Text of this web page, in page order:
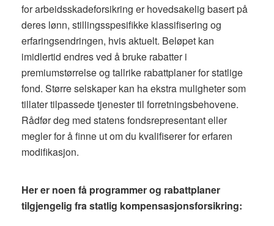
for arbeidsskadeforsikring er hovedsakelig basert på
deres lønn, stillingsspesifikke klassifisering og
erfaringsendringen, hvis aktuelt. Beløpet kan
imidlertid endres ved å bruke rabatter i
premiumstørrelse og tallrike rabattplaner for statlige
fond. Større selskaper kan ha ekstra muligheter som
tillater tilpassede tjenester til forretningsbehovene.
Rådfør deg med statens fondsrepresentant eller
megler for å finne ut om du kvalifiserer for erfaren
modifikasjon.
Her er noen få programmer og rabattplaner
tilgjengelig fra statlig kompensasjonsforsikring: